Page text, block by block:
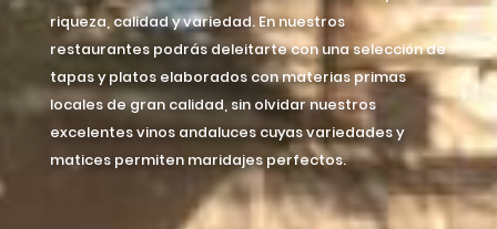
riqueza, calidad y variedad. En nuestros
restaurantes podrás deleitarte con una selección de
tapas y platos elaborados con materias primas
locales de gran calidad, sin olvidar nuestros
excelentes vinos andaluces cuyas variedades y
matices permiten maridajes perfectos.